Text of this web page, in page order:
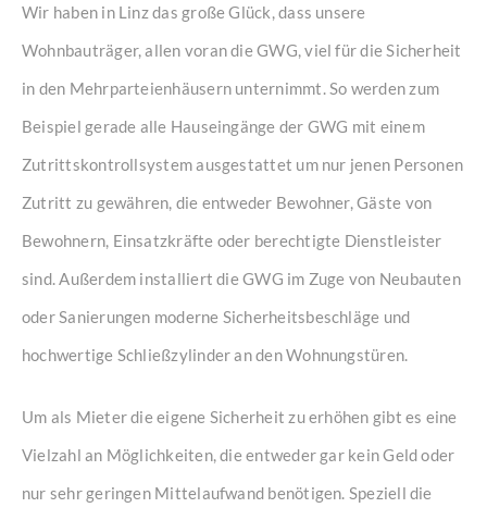
Wir haben in Linz das große Glück, dass unsere
Wohnbauträger, allen voran die GWG, viel für die Sicherheit
in den Mehrparteienhäusern unternimmt. So werden zum
Beispiel gerade alle Hauseingänge der GWG mit einem
Zutrittskontrollsystem ausgestattet um nur jenen Personen
Zutritt zu gewähren, die entweder Bewohner, Gäste von
Bewohnern, Einsatzkräfte oder berechtigte Dienstleister
sind. Außerdem installiert die GWG im Zuge von Neubauten
oder Sanierungen moderne Sicherheitsbeschläge und
hochwertige Schließzylinder an den Wohnungstüren.
Um als Mieter die eigene Sicherheit zu erhöhen gibt es eine
Vielzahl an Möglichkeiten, die entweder gar kein Geld oder
nur sehr geringen Mittelaufwand benötigen. Speziell die